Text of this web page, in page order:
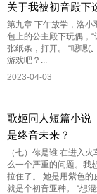
关于我被初音殿下
第九章 下午放学，洛小
包上的公主殿下玩偶，
张纸条，打开。 “嗯嗯(
游戏吧？...
2023-04-03
歌姬同人短篇小说
是终音未来？
（七）你是谁 在进入
么一个严重的问题。我
拉住了。 她是用紫色
就是个初音亚种。 “想